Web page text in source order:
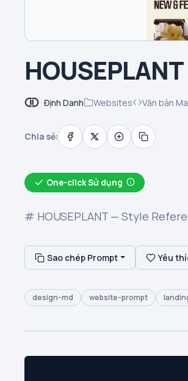
HOUSEPLANT
Định Danh Websites Văn bản
Chia sẻ:
One-click Sử dụng
# HOUSEPLANT — Style
Sao chép Prompt Yêu
design-md website-prompt